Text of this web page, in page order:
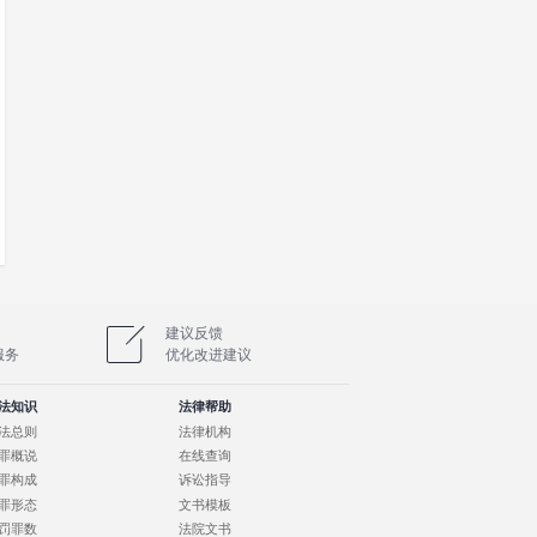
权委托或者由近亲属代为委托一至二名辩护人。在
被告人提供辩护。被告人及其近亲属拒绝法律援助
人或者其近亲属应当在五日以内另行委托辩护人；
同意，可以提出上诉。
本意见办理。